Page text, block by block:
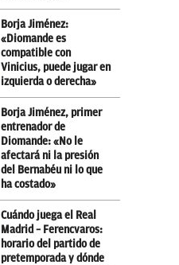
Borja Jiménez:
«Diomande es
compatible con
Vinicius, puede jugar en
izquierda o derecha»
Borja Jiménez, primer
entrenador de
Diomande: «No le
afectará ni la presión
del Bernabéu ni lo que
ha costado»
Cuándo juega el Real
Madrid – Ferencvaros:
horario del partido de
pretemporada y dónde